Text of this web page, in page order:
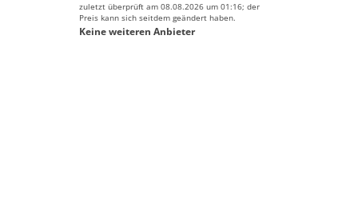
zuletzt überprüft am 08.08.2026 um 01:16; der
Preis kann sich seitdem geändert haben.
Keine weiteren Anbieter